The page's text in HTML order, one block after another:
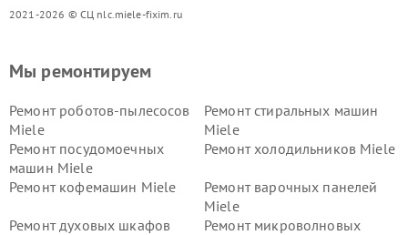
2021-2026 © СЦ nlc.miele-fixim.ru
Мы ремонтируем
Ремонт роботов-пылесосов
Miele
Ремонт стиральных машин
Miele
Ремонт посудомоечных
машин Miele
Ремонт холодильников Miele
Ремонт кофемашин Miele
Ремонт варочных панелей
Miele
Ремонт духовых шкафов
Ремонт микроволновых